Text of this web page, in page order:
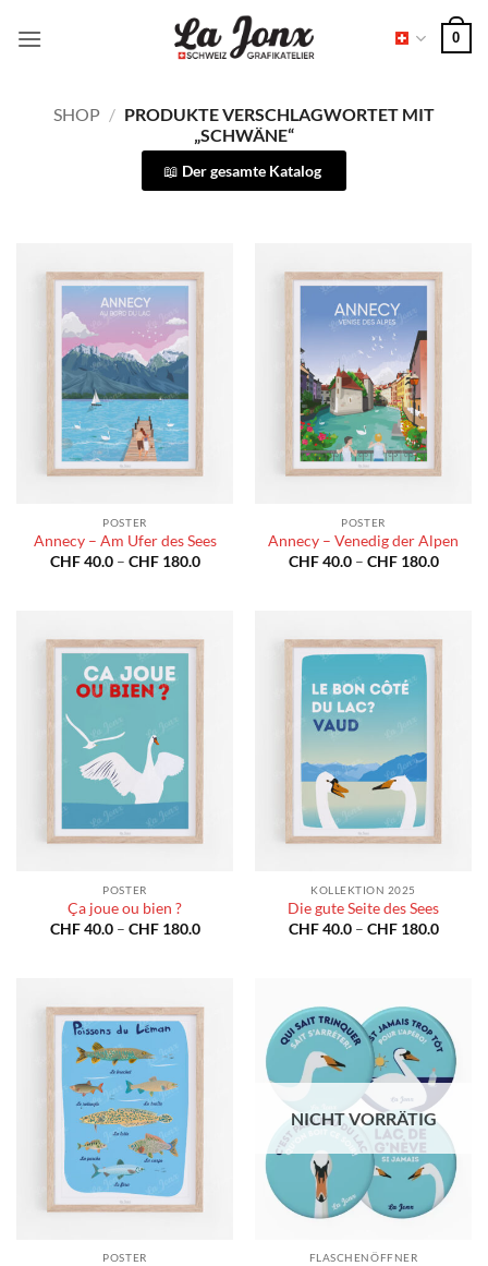
Inhalt
0
SHOP / PRODUKTE VERSCHLAGWORTET MIT
„SCHWÄNE“
Der gesamte Katalog
POSTER
Annecy – Am Ufer des Sees
CHF40.0 – CHF180.0Preisspanne:
POSTER
Annecy – Venedig der Alpen
CHF40.0 – CHF180.0
POSTER
Ça joue ou bien ?
CHF40.0 – CHF180.0Preisspanne:
KOLLEKTION 2025
Die gute Seite des Sees
CHF40.0 – CHF180.0
POSTER
NICHT VORRÄTIG
FLASCHENÖFFNER